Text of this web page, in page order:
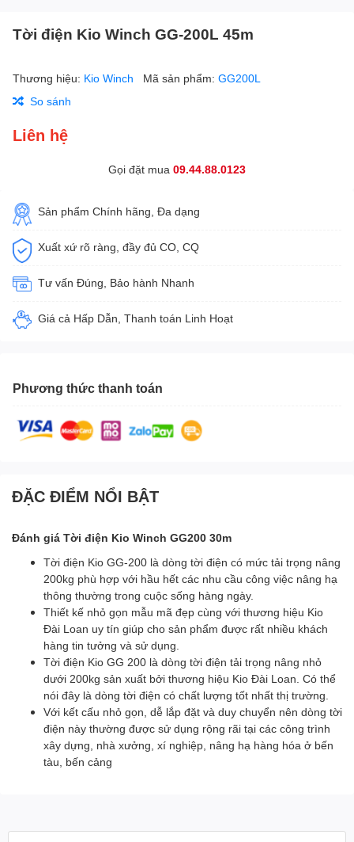
Tời điện Kio Winch GG-200L 45m
Thương hiệu: Kio Winch Mã sản phẩm: GG200L
So sánh
Liên hệ
Gọi đặt mua 09.44.88.0123
Sản phẩm Chính hãng, Đa dạng
Xuất xứ rõ ràng, đầy đủ CO, CQ
Tư vấn Đúng, Bảo hành Nhanh
Giá cả Hấp Dẫn, Thanh toán Linh Hoạt
Phương thức thanh toán
ĐẶC ĐIỂM NỔI BẬT
Đánh giá Tời điện Kio Winch GG200 30m
Tời điện Kio GG-200 là dòng tời điện có mức tải trọng nâng
200kg phù hợp với hầu hết các nhu cầu công việc nâng hạ
thông thường trong cuộc sống hàng ngày.
Thiết kế nhỏ gọn mẫu mã đẹp cùng với thương hiệu Kio
Đài Loan uy tín giúp cho sản phẩm được rất nhiều khách
hàng tin tưởng và sử dụng.
Tời điện Kio GG 200 là dòng tời điện tải trọng nâng nhỏ
dưới 200kg sản xuất bởi thương hiệu Kio Đài Loan. Có thể
nói đây là dòng tời điện có chất lượng tốt nhất thị trường.
Với kết cấu nhỏ gọn, dễ lắp đặt và duy chuyển nên dòng tời
điện này thường được sử dụng rộng rãi tại các công trình
xây dựng, nhà xưởng, xí nghiệp, nâng hạ hàng hóa ở bến
tàu, bến cảng